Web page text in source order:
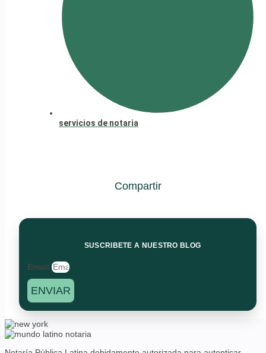
servicios de notaria
Compartir
SUSCRIBETE A NUESTRO BLOG
Email
ENVIAR